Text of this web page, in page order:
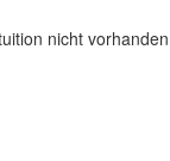
nicht